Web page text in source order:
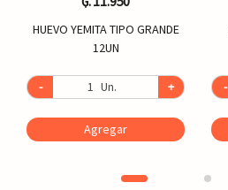
HUEVO YEMITA TIPO GRANDE
12UN
- Un. +
Agregar
-